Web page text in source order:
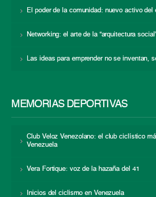
El poder de la comunidad: nuevo activo del
Networking: el arte de la “arquitectura
Las ideas para emprender no se inventan,
MEMORIAS DEPORTIVAS
Club Veloz Venezolano: el club ciclístico
Venezuela
Vera Fortique: voz de la hazaña del 41
Inicios del ciclismo en Venezuela